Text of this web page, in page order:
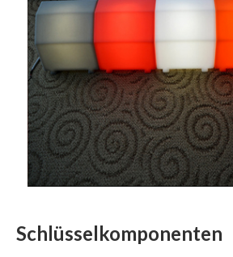
Schlüsselkomponenten